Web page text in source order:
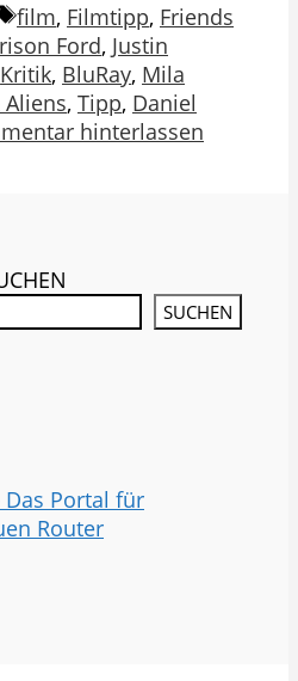
Schlagwörter
film, Filmtipp, Friends
Ford, Justin
Kritik, BluRay, Mila
, Tipp, Daniel
hinterlassen
SUCHEN
Das Portal für
Router